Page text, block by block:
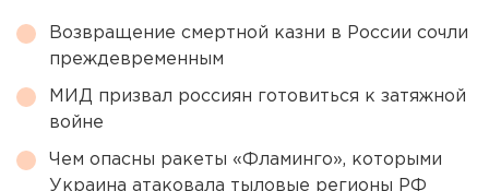
Возвращение смертной казни в России сочли
преждевременным
МИД призвал россиян готовиться к затяжной
войне
Чем опасны ракеты «Фламинго», которыми
Украина атаковала тыловые регионы РФ